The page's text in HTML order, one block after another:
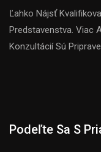
Ľahko Nájsť
Predstavenstva. Viac
Konzultácií Sú
Podeľte Sa S